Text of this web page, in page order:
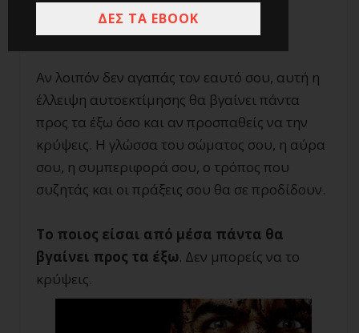
έντονα μια γυναίκα, ενώ αντίθετα η
συναισθηματική αδυναμία την απωθεί.
Αν λοιπόν δεν αγαπάς τον εαυτό σου, αυτή η
έλλειψη αυτοεκτίμησης θα βγαίνει πάντα
προς τα έξω όσο και αν προσπαθείς να την
κρύψεις. Η γλώσσα του σώματος σου, η αύρα
σου, η συμπεριφορά σου, ο τρόπος που
συζητάς και οι πράξεις σου θα σε προδίδουν.
Το ποιος είσαι από μέσα πάντα θα
βγαίνει προς τα έξω. Δεν μπορείς να το
κρύψεις.
ΔΕΣ ΤΑ EBOOK